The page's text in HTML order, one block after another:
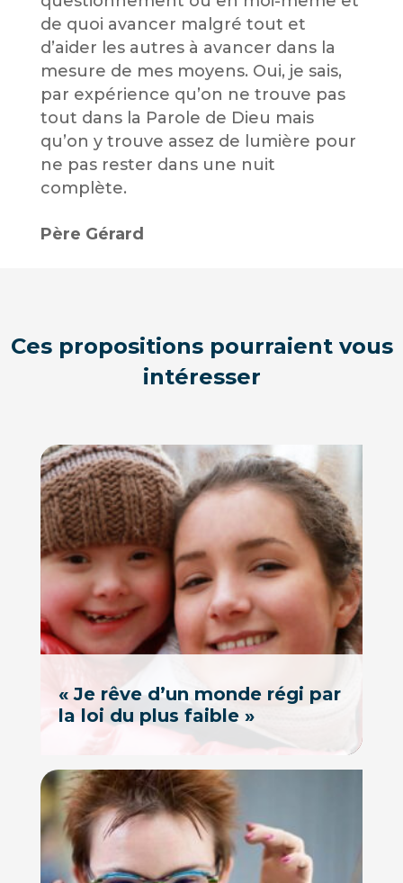
de quoi avancer malgré tout et
d’aider les autres à avancer dans la
mesure de mes moyens. Oui, je sais,
par expérience qu’on ne trouve pas
tout dans la Parole de Dieu mais
qu’on y trouve assez de lumière pour
ne pas rester dans une nuit
complète.
Père Gérard
Ces propositions pourraient vous
intéresser
« Je rêve d’un monde régi par
la loi du plus faible »